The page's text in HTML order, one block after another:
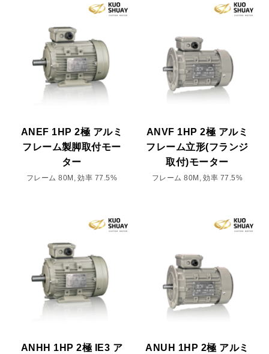
ANEF 1HP 2極 アルミ
フレーム製脚取付モー
ター
フレーム 80M, 効率 77.5%
ANVF 1HP 2極 アルミ
フレーム立形(フランジ
取付)モーター
フレーム 80M, 効率 77.5%
ANHH 1HP 2極 IE3 ア
ANUH 1HP 2極 アルミ